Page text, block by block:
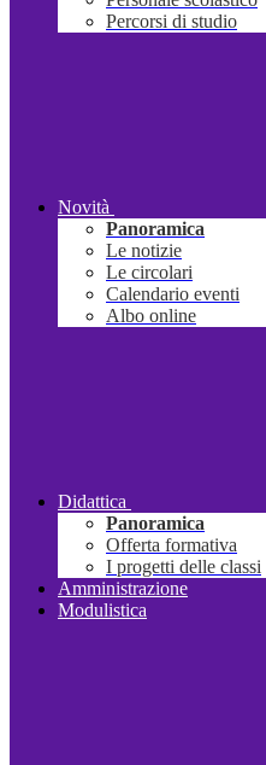
Percorsi di studio
Novità
Panoramica
Le notizie
Le circolari
Calendario eventi
Albo online
Didattica
Panoramica
Offerta formativa
I progetti delle classi
Amministrazione
Modulistica